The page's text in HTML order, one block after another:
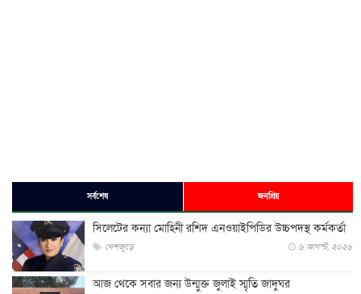
সর্বশেষ জনপ্রিয়
সিলেটের কন্যা মোহিনী রশিদ এনওয়াইপিডির উচ্চপদস্থ কর্মকর্তা
দেশজুড়ে ৬ আগস্ট, ২০২৬
আজ থেকে সবার জন্য উন্মুক্ত জুলাই স্মৃতি জাদুঘর